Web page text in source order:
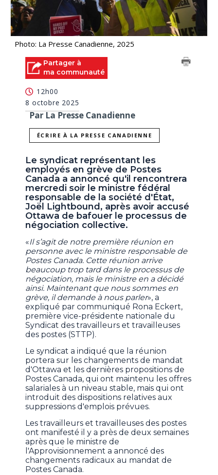
Photo: La Presse Canadienne, 2025
Partager à
ma communauté
12h00
8 octobre 2025
Par La Presse Canadienne
ÉCRIRE À LA PRESSE CANADIENNE
Le syndicat représentant les
employés en grève de Postes
Canada a annoncé qu'il rencontrera
mercredi soir le ministre fédéral
responsable de la société d'État,
Joël Lightbound, après avoir accusé
Ottawa de bafouer le processus de
négociation collective.
«Il s’agit de notre première réunion en
personne avec le ministre responsable de
Postes Canada. Cette réunion arrive
beaucoup trop tard dans le processus de
négociation, mais le ministre en a décidé
ainsi. Maintenant que nous sommes en
grève, il demande à nous parler», a
expliqué par communiqué Rona Eckert,
première vice-présidente nationale du
Syndicat des travailleurs et travailleuses
des postes (STTP).
Le syndicat a indiqué que la réunion
portera sur les changements de mandat
d'Ottawa et les dernières propositions de
Postes Canada, qui ont maintenu les offres
salariales à un niveau stable, mais qui ont
introduit des dispositions relatives aux
suppressions d'emplois prévues.
Les travailleurs et travailleuses des postes
ont manifesté il y a près de deux semaines
après que le ministre de
l'Approvisionnement a annoncé des
changements radicaux au mandat de
Postes Canada.